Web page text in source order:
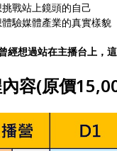
戰站上鏡頭的自己
驗媒體產業的真實樣貌
經想過站在主播台上，
容(原價